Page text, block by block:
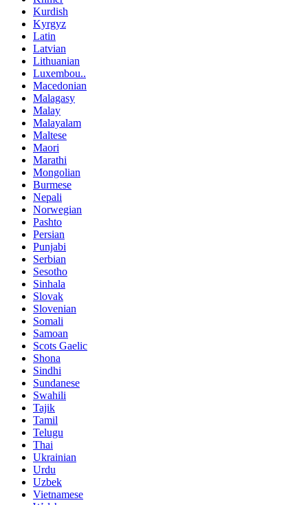
Kurdish
Kyrgyz
Latin
Latvian
Lithuanian
Luxembou..
Macedonian
Malagasy
Malay
Malayalam
Maltese
Maori
Marathi
Mongolian
Burmese
Nepali
Norwegian
Pashto
Persian
Punjabi
Serbian
Sesotho
Sinhala
Slovak
Slovenian
Somali
Samoan
Scots Gaelic
Shona
Sindhi
Sundanese
Swahili
Tajik
Tamil
Telugu
Thai
Ukrainian
Urdu
Uzbek
Vietnamese